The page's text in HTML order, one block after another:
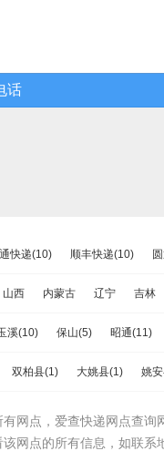
话
快递(10) 顺丰快递(10)
苏宁快递(10) 全一快递(10)
亚风快递(4) 佳怡物流(2) 新
山西 内蒙古 辽宁 吉林
溪(10) 保山(5) 昭通(11)
双柏县(1) 大姚县(1) 姚
网点，爱查快递网点查询
网点的所有信息，如联系